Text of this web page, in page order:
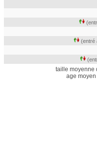
(entré
taille moyenne
age